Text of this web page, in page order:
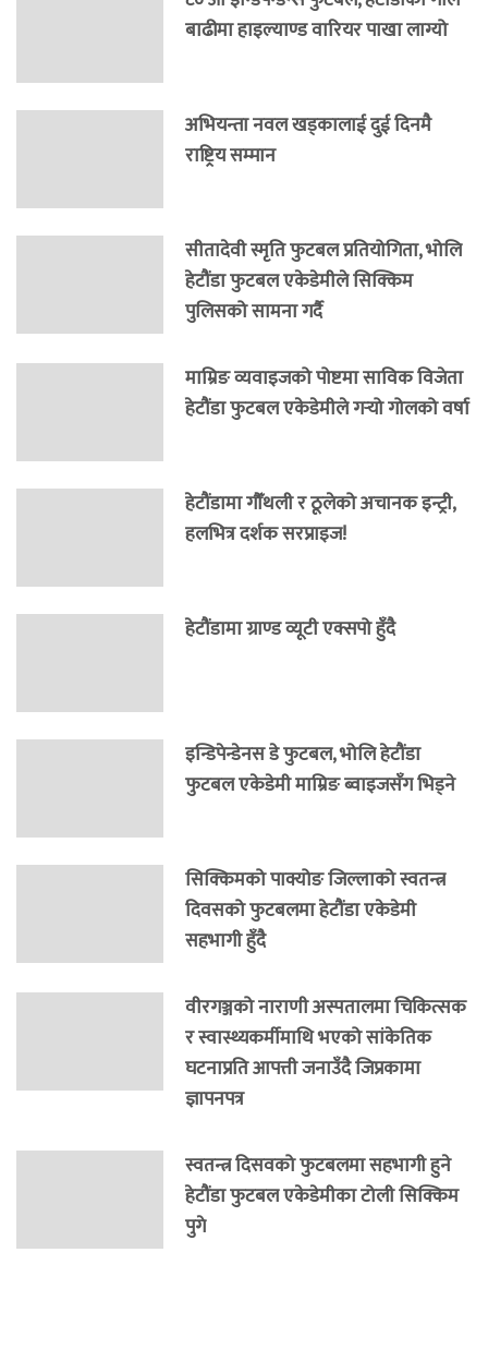
बाढीमा हाइल्याण्ड वारियर पाखा लाग्यो
अभियन्ता नवल खड्कालाई दुई दिनमै
राष्ट्रिय सम्मान
सीतादेवी स्मृति फुटबल प्रतियोगिता, भोलि
हेटौंडा फुटबल एकेडेमीले सिक्किम
पुलिसको सामना गर्दै
माम्रिङ व्यवाइजको पोष्टमा साविक विजेता
हेटौंडा फुटबल एकेडेमीले गर्‍यो गोलको वर्षा
हेटौंडामा गौँथली र ठूलेको अचानक इन्ट्री,
हलभित्र दर्शक सरप्राइज!
हेटौंडामा ग्राण्ड व्यूटी एक्सपो हुँदै
इन्डिपेन्डेनस डे फुटबल, भोलि हेटौंडा
फुटबल एकेडेमी माम्रिङ ब्वाइजसँग भिड्ने
सिक्किमको पाक्योङ जिल्लाको स्वतन्त्र
दिवसको फुटबलमा हेटौंडा एकेडेमी
सहभागी हुँदै
वीरगञ्जको नाराणी अस्पतालमा चिकित्सक
र स्वास्थ्यकर्मीमाथि भएको सांकेतिक
घटनाप्रति आपत्ती जनाउँदै जिप्रकामा
ज्ञापनपत्र
स्वतन्त्र दिसवको फुटबलमा सहभागी हुने
हेटौंडा फुटबल एकेडेमीका टोली सिक्किम
पुगे